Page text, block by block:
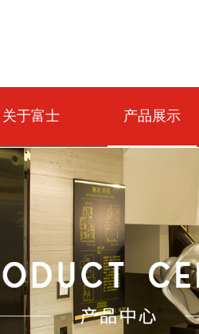
关于富士 产品展示